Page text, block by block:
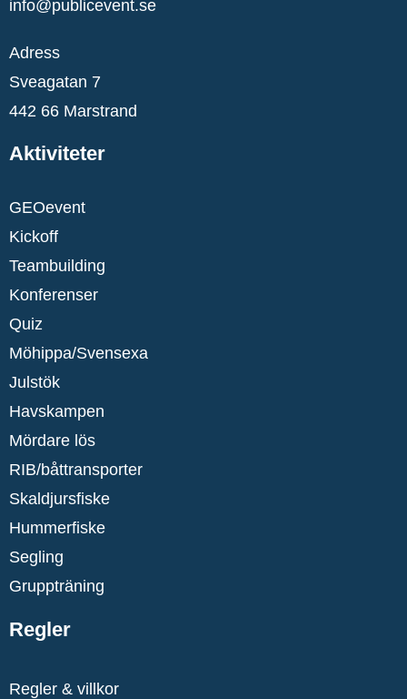
info@publicevent.se
Adress
Sveagatan 7
442 66 Marstrand
Aktiviteter
GEOevent
Kickoff
Teambuilding
Konferenser
Quiz
Möhippa/Svensexa
Julstök
Havskampen
Mördare lös
RIB/båttransporter
Skaldjursfiske
Hummerfiske
Segling
Gruppträning
Regler
Regler & villkor